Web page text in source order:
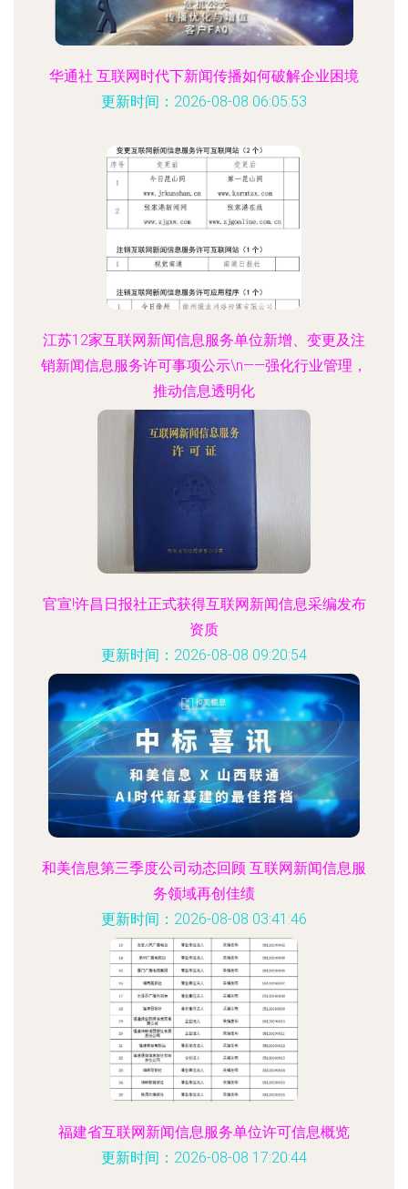
华通社 互联网时代下新闻传播如何破解企业困境
更新时间：2026-08-08 06:05:53
江苏12家互联网新闻信息服务单位新增、变更及注
销新闻信息服务许可事项公示\n——强化行业管理，
推动信息透明化
更新时间：2026-08-08 20:49:17
官宣!许昌日报社正式获得互联网新闻信息采编发布
资质
更新时间：2026-08-08 09:20:54
和美信息第三季度公司动态回顾 互联网新闻信息服
务领域再创佳绩
更新时间：2026-08-08 03:41:46
福建省互联网新闻信息服务单位许可信息概览
更新时间：2026-08-08 17:20:44